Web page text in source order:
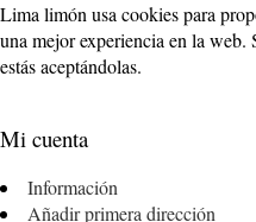
Lima limón usa cookies para
una mejor experiencia en la web.
estás aceptándolas.
Mi cuenta
Información
Añadir primera dirección